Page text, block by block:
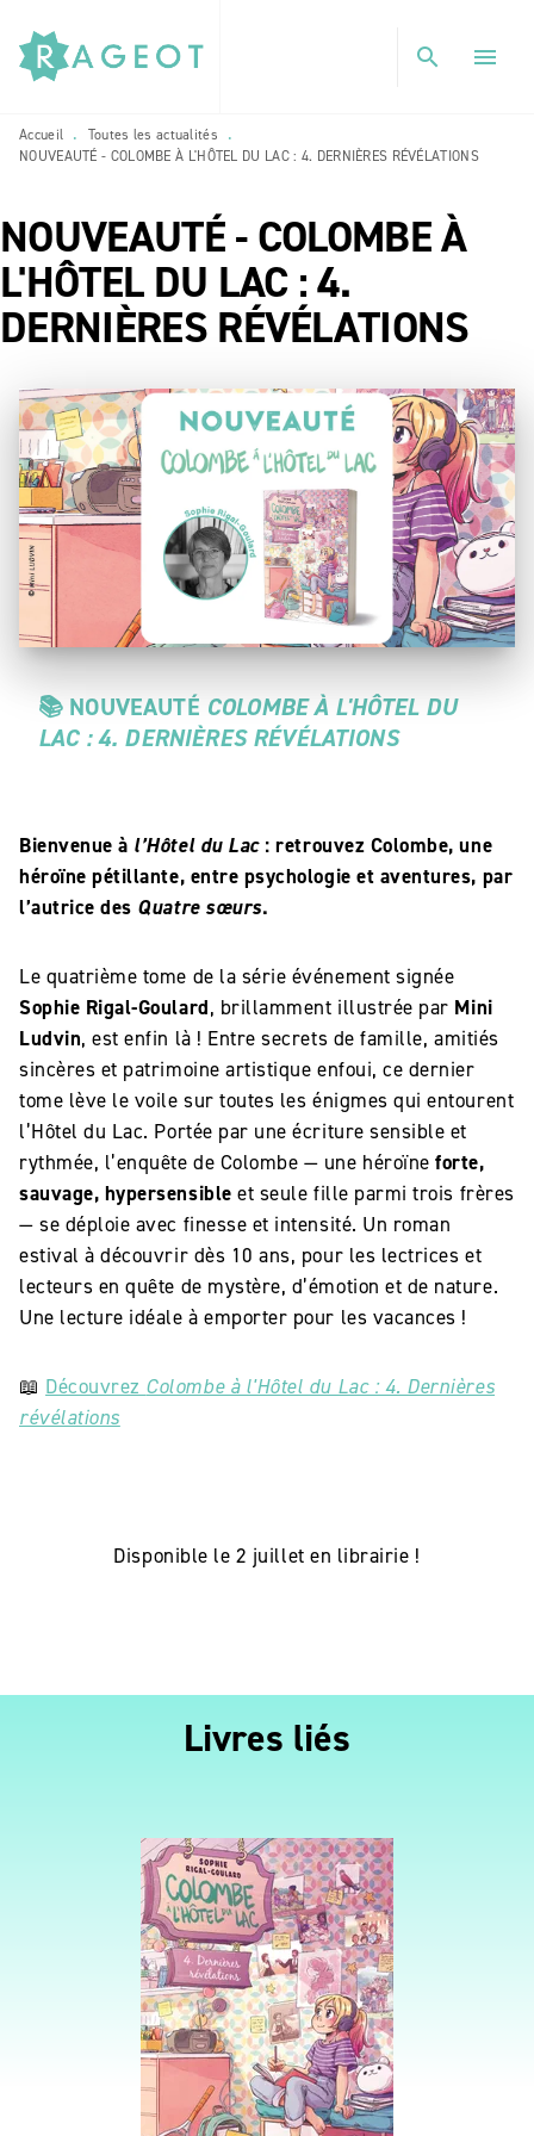
MENU RECHERCHE
PIED DE PAGE
search menu
Accueil • Toutes les actualités
•
NOUVEAUTÉ - COLOMBE À L'HÔTEL DU LAC : 4. DERNIÈRES RÉVÉLATIONS
NOUVEAUTÉ - COLOMBE À
L'HÔTEL DU LAC : 4.
DERNIÈRES RÉVÉLATIONS
📚 NOUVEAUTÉ COLOMBE À L'HÔTEL DU
LAC : 4. DERNIÈRES RÉVÉLATIONS
Bienvenue à l’Hôtel du Lac: retrouvez Colombe, une
héroïne pétillante, entre psychologie et aventures, par
l’autrice des Quatre sœurs.
Le quatrième tome de la série événement signée
Sophie Rigal-Goulard, brillamment illustrée par Mini
Ludvin, est enfin là ! Entre secrets de famille, amitiés
sincères et patrimoine artistique enfoui, ce dernier
tome lève le voile sur toutes les énigmes qui entourent
l’Hôtel du Lac. Portée par une écriture sensible et
rythmée, l’enquête de Colombe — une héroïneforte,
sauvage, hypersensibleet seule fille parmi trois frères
— se déploie avec finesse et intensité. Un roman
estival à découvrir dès 10 ans, pour les lectrices et
lecteurs en quête de mystère, d’émotion et de nature.
Une lecture idéale à emporter pour les vacances !
📖 Découvrez Colombe à l'Hôtel du Lac : 4. Dernières
révélations
Disponible le 2 juillet en librairie !
Livres liés